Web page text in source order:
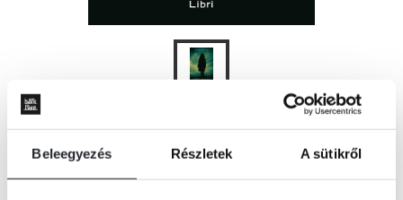
Beleegyezés Részletek A sütikről
ÉRTESÍTÉST KÉREK